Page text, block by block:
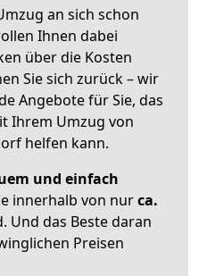
an sich schon
Ihnen dabei
über die Kosten
Sie sich zurück – wir
Angebote für Sie, das
Ihrem Umzug von
helfen kann.
und einfach
innerhalb von nurca.
Und das Beste daran
Preisen